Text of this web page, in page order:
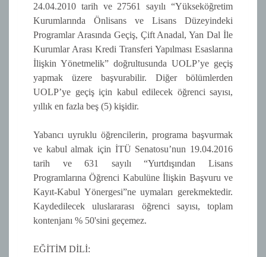
24.04.2010 tarih ve 27561 sayılı “Yükseköğretim
Kurumlarında Önlisans ve Lisans Düzeyindeki
Programlar Arasında Geçiş, Çift Anadal, Yan Dal İle
Kurumlar Arası Kredi Transferi Yapılması Esaslarına
İlişkin Yönetmelik” doğrultusunda UOLP’ye geçiş
yapmak üzere başvurabilir. Diğer bölümlerden
UOLP’ye geçiş için kabul edilecek öğrenci sayısı,
yıllık en fazla beş (5) kişidir.
Yabancı uyruklu öğrencilerin, programa başvurmak
ve kabul almak için İTÜ Senatosu’nun 19.04.2016
tarih ve 631 sayılı “Yurtdışından Lisans
Programlarına Öğrenci Kabulüne İlişkin Başvuru ve
Kayıt-Kabul Yönergesi”ne uymaları gerekmektedir.
Kaydedilecek uluslararası öğrenci sayısı, toplam
kontenjanı % 50'sini geçemez.
EĞİTİM DİLİ: